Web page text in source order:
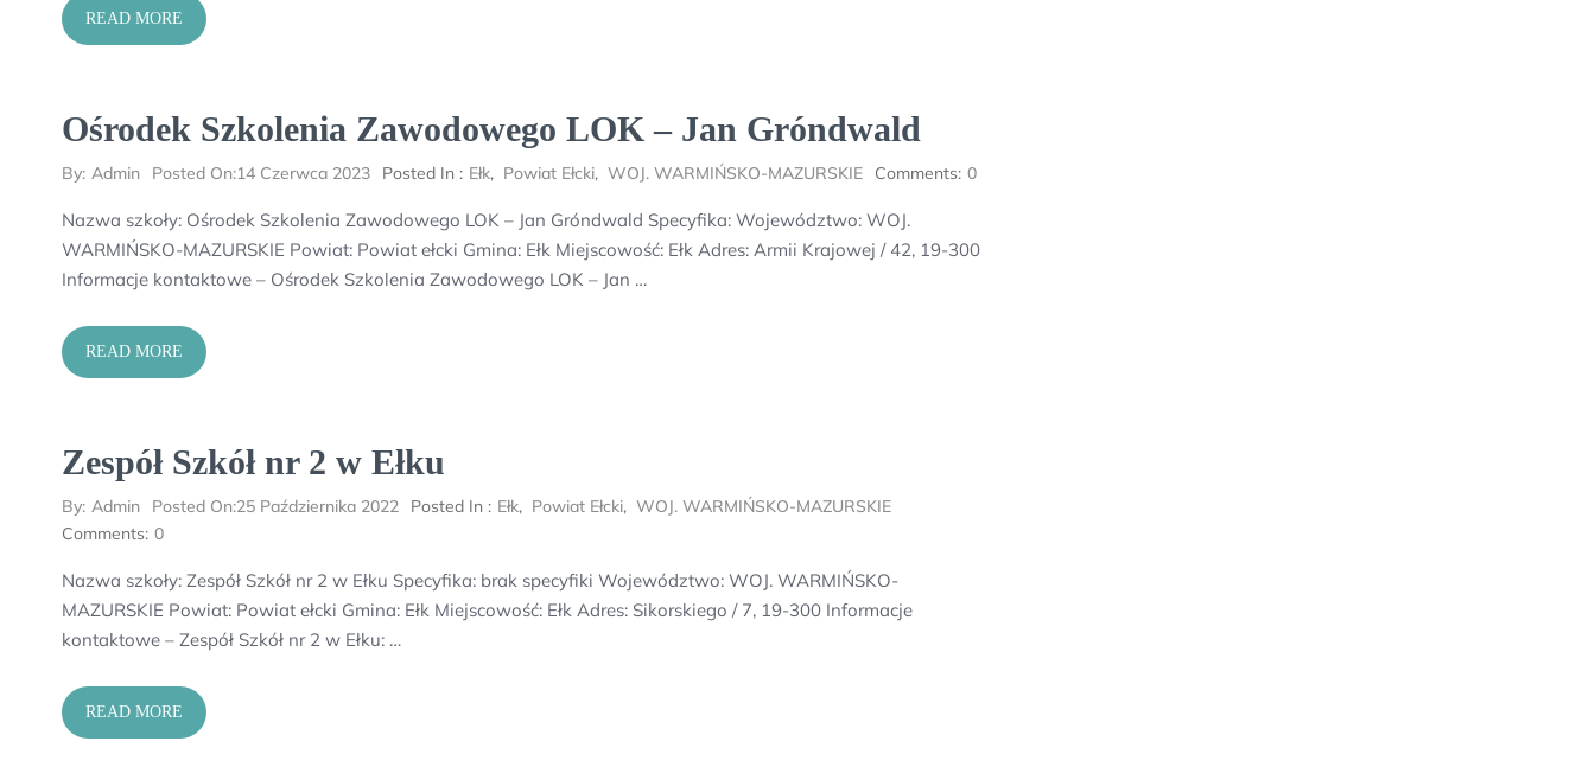
READ MORE
Ośrodek Szkolenia Zawodowego LOK – Jan Gróndwald
By: Admin Posted On:14 Czerwca 2023 Posted In : Ełk, Powiat Ełcki, WOJ. WARMIŃSKO-MAZURSKIE Comments: 0
Nazwa szkoły: Ośrodek Szkolenia Zawodowego LOK – Jan Gróndwald Specyfika: Województwo: WOJ.
WARMIŃSKO-MAZURSKIE Powiat: Powiat ełcki Gmina: Ełk Miejscowość: Ełk Adres: Armii Krajowej / 42, 19-300
Informacje kontaktowe – Ośrodek Szkolenia Zawodowego LOK – Jan …
READ MORE
Zespół Szkół nr 2 w Ełku
By: Admin Posted On:25 Października 2022 Posted In : Ełk, Powiat Ełcki, WOJ. WARMIŃSKO-MAZURSKIE
Comments: 0
Nazwa szkoły: Zespół Szkół nr 2 w Ełku Specyfika: brak specyfiki Województwo: WOJ. WARMIŃSKO-
MAZURSKIE Powiat: Powiat ełcki Gmina: Ełk Miejscowość: Ełk Adres: Sikorskiego / 7, 19-300 Informacje
kontaktowe – Zespół Szkół nr 2 w Ełku: …
READ MORE